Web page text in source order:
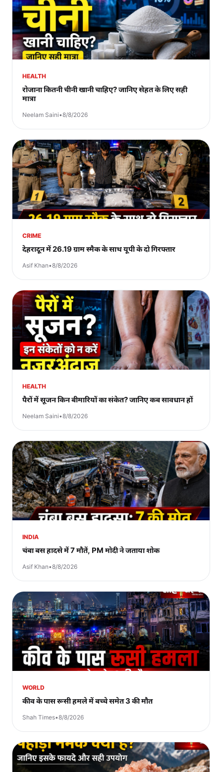
HEALTH
रोजाना कितनी चीनी खानी चाहिए? जानिए सेहत के लिए सही
मात्रा
Neelam Saini•8/8/2026
CRIME
देहरादून में 26.19 ग्राम स्मैक के साथ यूपी के दो गिरफ्तार
Asif Khan•8/8/2026
HEALTH
पैरों में सूजन किन बीमारियों का संकेत? जानिए कब सावधान हों
Neelam Saini•8/8/2026
INDIA
चंबा बस हादसे में 7 मौतें, PM मोदी ने जताया शोक
Asif Khan•8/8/2026
WORLD
कीव के पास रूसी हमले में बच्चे समेत 3 की मौत
Shah Times•8/8/2026